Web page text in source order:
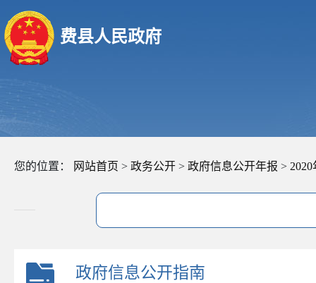
费县人民政府
您的位置： 网站首页 > 政务公开 > 政府信息公开年报 >
政府信息公开指南